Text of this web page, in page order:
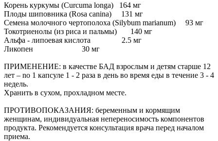
Корень куркумы (Curcuma longa) 164 мг
Плоды шиповника (Rosa canina) 131 мг
Семена молочного чертополоха (Silybum marianum) 93 мг
Токотриенолы (из риса и пальмы) 140 мг
Альфа - липоевая кислота 2.5 мг
Ликопен 30 мг
ПРИМЕНЕНИЕ: в качестве БАД взрослым и детям старше 12
лет – no 1 капсуле 1 - 2 раза в день во время еды в течение 3 - 4
недель.
Хранить в сухом, прохладном месте.
ПРОТИВОПОКАЗАНИЯ: беременным и кормящим
женщинам, индивидуальная непереносимость компонентов
продукта. Рекомендуется консультация врача перед началом
приема.